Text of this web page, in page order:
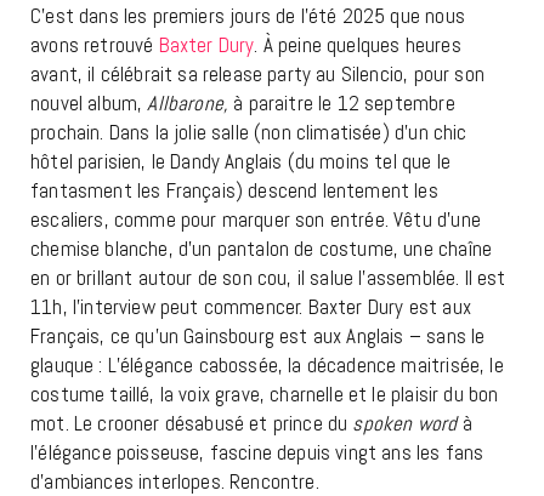
C’est dans les premiers jours de l’été 2025 que nous
avons retrouvé Baxter Dury. À peine quelques heures
avant, il célébrait sa release party au Silencio, pour son
nouvel album,Allbarone, à paraitre le 12 septembre
prochain. Dans la jolie salle (non climatisée) d’un chic
hôtel parisien, le Dandy Anglais (du moins tel que le
fantasment les Français) descend lentement les
escaliers, comme pour marquer son entrée. Vêtu d’une
chemise blanche, d’un pantalon de costume, une chaîne
en or brillant autour de son cou, il salue l’assemblée. Il est
11h, l’interview peut commencer. Baxter Dury est aux
Français, ce qu’un Gainsbourg est aux Anglais – sans le
glauque : L’élégance cabossée, la décadence maitrisée, le
costume taillé, la voix grave, charnelle et le plaisir du bon
mot. Le crooner désabusé et prince du spoken wordà
l’élégance poisseuse, fascine depuis vingt ans les fans
d’ambiances interlopes. Rencontre.